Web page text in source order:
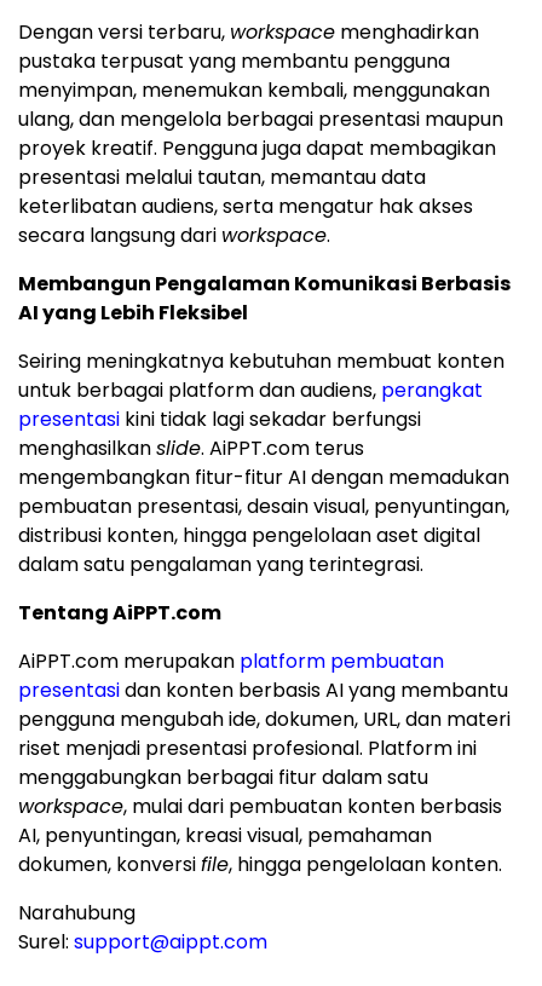
Dengan versi terbaru, workspace menghadirkan
pustaka terpusat yang membantu pengguna
menyimpan, menemukan kembali, menggunakan
ulang, dan mengelola berbagai presentasi maupun
proyek kreatif. Pengguna juga dapat membagikan
presentasi melalui tautan, memantau data
keterlibatan audiens, serta mengatur hak akses
secara langsung dari workspace.
Membangun Pengalaman Komunikasi Berbasis
AI yang Lebih Fleksibel
Seiring meningkatnya kebutuhan membuat konten
untuk berbagai platform dan audiens, perangkat
presentasi kini tidak lagi sekadar berfungsi
menghasilkanslide. AiPPT.com terus
mengembangkan fitur-fitur AI dengan memadukan
pembuatan presentasi, desain visual, penyuntingan,
distribusi konten, hingga pengelolaan aset digital
dalam satu pengalaman yang terintegrasi.
Tentang AiPPT.com
AiPPT.com merupakan platform pembuatan
presentasidan konten berbasis AI yang membantu
pengguna mengubah ide, dokumen, URL, dan materi
riset menjadi presentasi profesional. Platform ini
menggabungkan berbagai fitur dalam satu
workspace, mulai dari pembuatan konten berbasis
AI, penyuntingan, kreasi visual, pemahaman
dokumen, konversifile, hingga pengelolaan konten.
Narahubung
Surel: support@aippt.com